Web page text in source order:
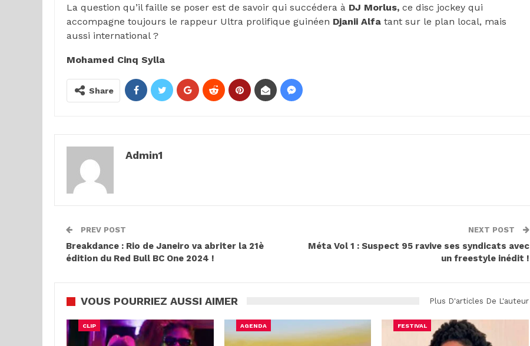
La question qu’il faille se poser est de savoir qui succédera à DJ Morlus, ce disc jockey qui
accompagne toujours le rappeur Ultra prolifique guinéen Djanii Alfa tant sur le plan local, mais
aussi international ?
Mohamed Cinq Sylla
Share
Admin1
PREV POST
Breakdance : Rio de Janeiro va abriter la 21è
édition du Red Bull BC One 2024 !
NEXT POST
Méta Vol 1 : Suspect 95 ravive ses syndicats avec
un freestyle inédit !
VOUS POURRIEZ AUSSI AIMER Plus D'articles De L'auteur
CLIP AGENDA FESTIVAL